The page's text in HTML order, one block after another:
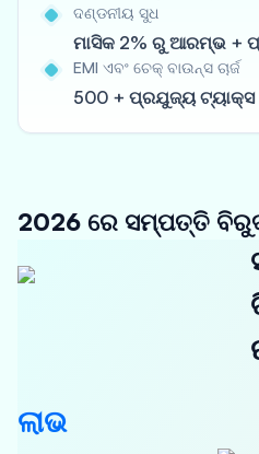
ଦଣ୍ଡନୀୟ ସୁଧ
ମାସିକ 2% ରୁ ଆରମ୍ଭ +
EMI ଏବଂ ଚେକ୍ ବାଉନ୍ସ ଚାର୍ଜ
500 + ପ୍ରଯୁଜ୍ୟ ଟ୍ୟାକ୍ସ
2026 ରେ ସମ୍ପତ୍ତି
ଲାଭ